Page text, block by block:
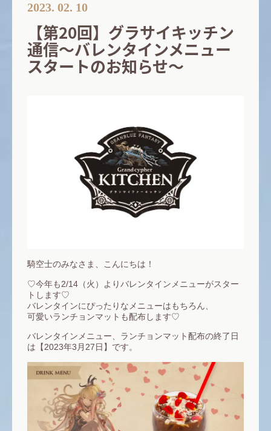
2023. 02. 10
【第20回】グラサイキッチン
通信～バレンタインメニュー
スタートのお知らせ～
騎空士のみなさま、こんにちは！
♡今年も2/14（火）よりバレンタインメニューがスター
トします♡
バレンタインにぴったりなメニューはもちろん、
可愛いランチョンマットも配布します♡
バレンタインメニュー、ランチョンマット配布の終了日
は【2023年3月27日】です。